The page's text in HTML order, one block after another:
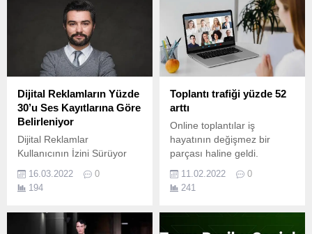
Dijital Reklamların Yüzde
30’u Ses Kayıtlarına Göre
Belirleniyor
Dijital Reklamlar
Kullanıcının İzini Sürüyor
sosyal medya akış ve
hikâyeler olarak karşımıza
hepsi, kişilerin dijital
16.03.2022
0
194
Toplantı trafiği yüzde 52
arttı
Online toplantılar iş
hayatının değişmez bir
parçası haline geldi.
11.02.2022
0
241